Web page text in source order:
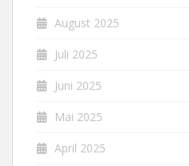
August 2025
Juli 2025
Juni 2025
Mai 2025
April 2025